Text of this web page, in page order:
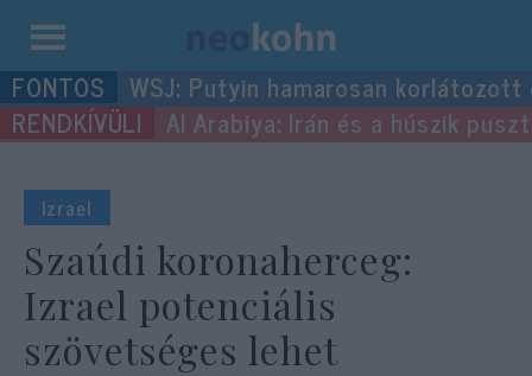
Kilépés
a
tartalomba
WSJ: Putyin hamarosan
Al Arabiya: Irán és a húszik
Izrael
Szaúdi koronaherceg:
Izrael potenciális
szövetséges lehet